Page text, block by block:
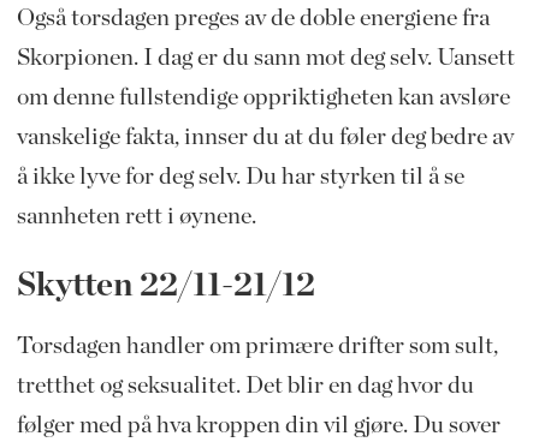
Også torsdagen preges av de doble energiene fra
Skorpionen. I dag er du sann mot deg selv. Uansett
om denne fullstendige oppriktigheten kan avsløre
vanskelige fakta, innser du at du føler deg bedre av
å ikke lyve for deg selv. Du har styrken til å se
sannheten rett i øynene.
Skytten 22/11-21/12
Torsdagen handler om primære drifter som sult,
tretthet og seksualitet. Det blir en dag hvor du
følger med på hva kroppen din vil gjøre. Du sover